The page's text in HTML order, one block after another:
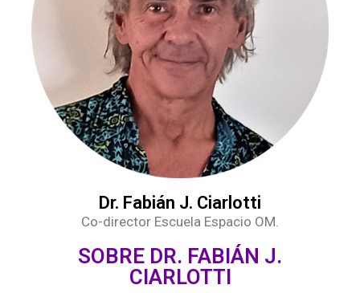
Dr. Fabián J. Ciarlotti
Co-director Escuela Espacio OM.
SOBRE DR. FABIÁN J.
CIARLOTTI